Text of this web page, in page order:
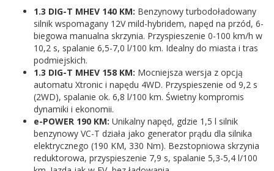
1.3 DIG-T MHEV 140 KM: Benzynowy turbodoładowany
silnik wspomagany 12V mild-hybridem, napęd na przód, 6-
biegowa manualna skrzynia. Przyspieszenie 0-100 km/h w
10,2 s, spalanie 6,5-7,0 l/100 km. Idealny do miasta i tras
podmiejskich.
1.3 DIG-T MHEV 158 KM: Mocniejsza wersja z opcją
automatu Xtronic i napędu 4WD. Przyspieszenie od 9,2 s
(2WD), spalanie ok. 6,8 l/100 km. Świetny kompromis
dynamiki i ekonomii.
e-POWER 190 KM: Unikalny napęd, gdzie 1,5 l silnik
benzynowy VC-T działa jako generator prądu dla silnika
elektrycznego (190 KM, 330 Nm). Bezstopniowa skrzynia
reduktorowa, przyspieszenie 7,9 s, spalanie 5,3-5,4 l/100